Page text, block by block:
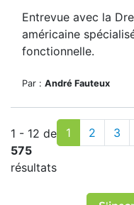
Entrevue avec la
américaine
fonctionnelle.
Par : André Fauteux
1 - 12 de
575
résultats
1 2 3